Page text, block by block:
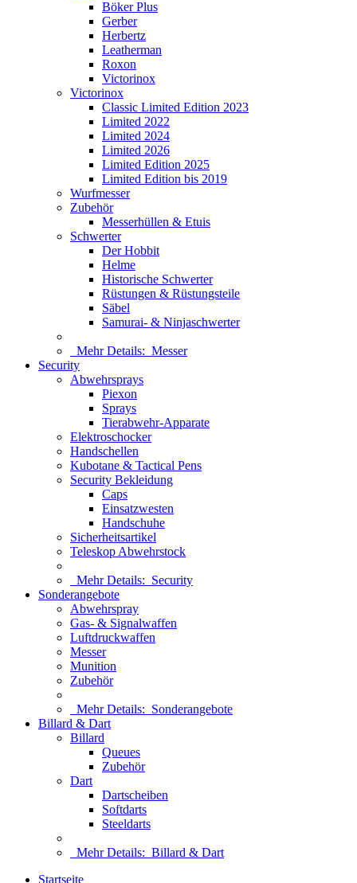
Böker Plus
Gerber
Herbertz
Leatherman
Roxon
Victorinox
Victorinox
Classic Limited Edition 2023
Limited 2022
Limited 2024
Limited 2026
Limited Edition 2025
Limited Edition bis 2019
Wurfmesser
Zubehör
Messerhüllen & Etuis
Schwerter
Der Hobbit
Helme
Historische Schwerter
Rüstungen & Rüstungsteile
Säbel
Samurai- & Ninjaschwerter
Mehr Details: Messer
Security
Abwehrsprays
Piexon
Sprays
Tierabwehr-Apparate
Elektroschocker
Handschellen
Kubotane & Tactical Pens
Security Bekleidung
Caps
Einsatzwesten
Handschuhe
Sicherheitsartikel
Teleskop Abwehrstock
Mehr Details: Security
Sonderangebote
Abwehrspray
Gas- & Signalwaffen
Luftdruckwaffen
Messer
Munition
Zubehör
Mehr Details: Sonderangebote
Billard & Dart
Billard
Queues
Zubehör
Dart
Dartscheiben
Softdarts
Steeldarts
Mehr Details: Billard & Dart
Startseite